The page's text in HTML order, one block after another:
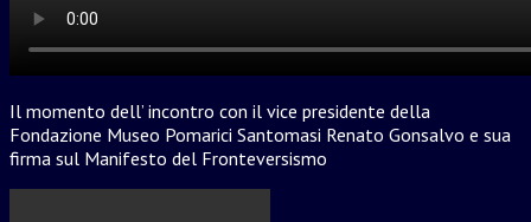
Il momento dell’ incontro con il vice presidente della
Fondazione Museo Pomarici Santomasi Renato Gonsalvo e sua
firma sul Manifesto del Fronteversismo